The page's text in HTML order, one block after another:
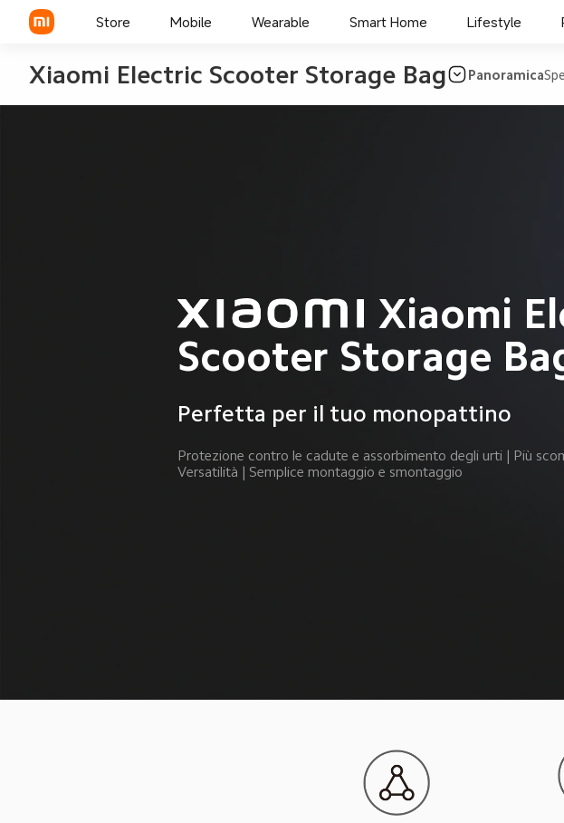
Store Mobile Wearable Smart Home Lifestyle
Xiaomi Electric Scooter Storage Bag Panoramica
Xiaomi
Scooter Storage
Perfetta per il tuo monopattino
Protezione contro le cadute e assorbimento degli urti | Più
Versatilità | Semplice montaggio e smontaggio